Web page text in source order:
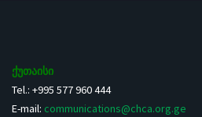
ქუთაისი
Tel.: +995 577 960 444
E-mail: communications@chca.org.ge